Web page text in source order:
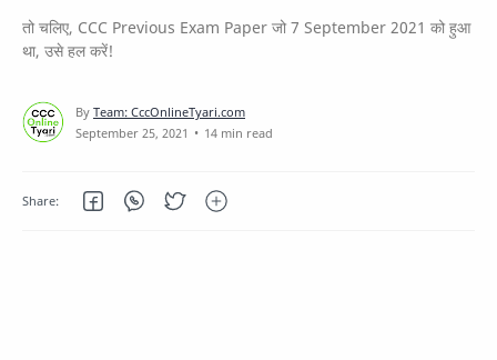
तो चलिए, CCC Previous Exam Paper जो 7 September 2021 को हुआ
था, उसे हल करें!
14 min read